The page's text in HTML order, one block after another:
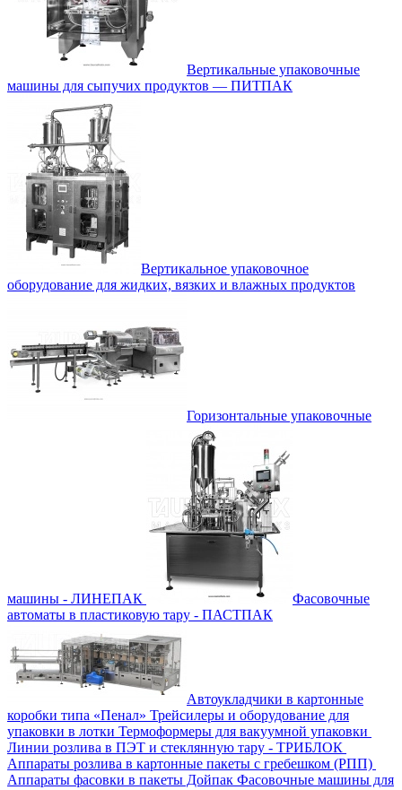
Вертикальные упаковочные
машины для сыпучих продуктов — ПИТПАК
Вертикальное упаковочное
оборудование для жидких, вязких и влажных продуктов
Горизонтальные упаковочные
машины - ЛИНЕПАК
Фасовочные
автоматы в пластиковую тару - ПАСТПАК
Автоукладчики в картонные
коробки типа «Пенал» Трейсилеры и оборудование для
упаковки в лотки Термоформеры для вакуумной упаковки
Линии розлива в ПЭТ и стеклянную тару - ТРИБЛОК
Аппараты розлива в картонные пакеты с гребешком (РПП)
Аппараты фасовки в пакеты Дойпак Фасовочные машины для